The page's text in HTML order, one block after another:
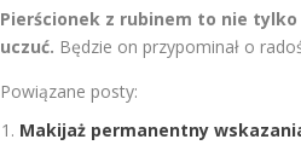
Pierścionek z rubinem to nie
uczuć. Będzie on przypominał o
Powiązane posty:
Makijaż permanentny